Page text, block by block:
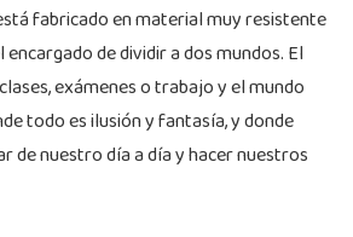
fabricado en material muy resistente
de dividir a dos mundos. El
exámenes o trabajo y el mundo
todo es ilusión y fantasía, y donde
de nuestro día a día y hacer nuestros